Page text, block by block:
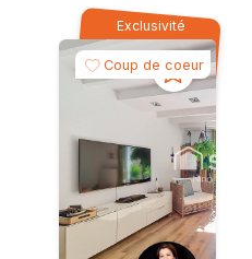
Exclusivité
Coup de coeur